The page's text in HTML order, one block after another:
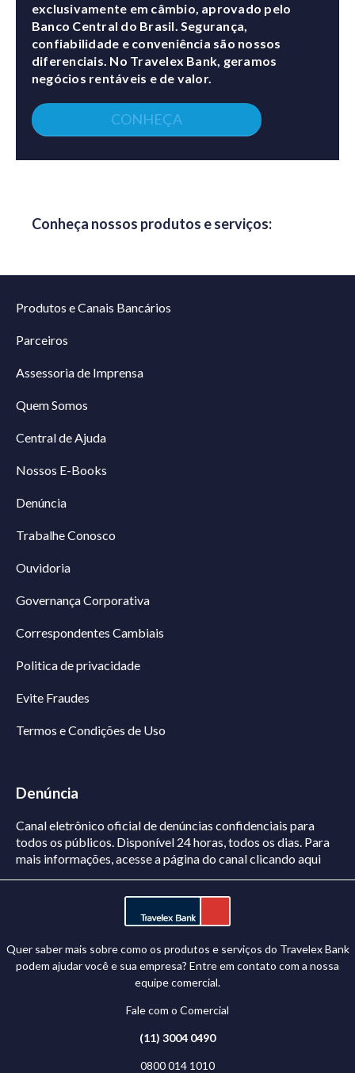
exclusivamente em câmbio, aprovado pelo
Banco Central do Brasil. Segurança,
confiabilidade e conveniência são nossos
diferenciais. No Travelex Bank, geramos
negócios rentáveis e de valor.
CONHEÇA
Conheça nossos produtos e serviços:
Produtos e Canais Bancários
Parceiros
Assessoria de Imprensa
Quem Somos
Central de Ajuda
Nossos E-Books
Denúncia
Trabalhe Conosco
Ouvidoria
Governança Corporativa
Correspondentes Cambiais
Politica de privacidade
Evite Fraudes
Termos e Condições de Uso
Denúncia
Canal eletrônico oficial de denúncias confidenciais para
todos os públicos. Disponível 24 horas, todos os dias. Para
mais informações, acesse a página do canalclicando aqui
Quer saber mais sobre como os produtos e serviços do Travelex Bank
podem ajudar você e sua empresa? Entre em contato com a nossa
equipe comercial.
Fale com o Comercial
(11) 3004 0490
0800 014 1010